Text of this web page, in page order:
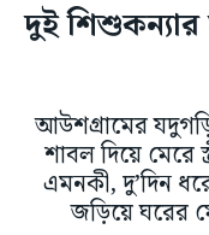
দুই শিশুকন্যার
আউশগ্রামের
শাবল দিয়ে মেরে
এমনকী, দু’দিন
জড়িয়ে ঘরের